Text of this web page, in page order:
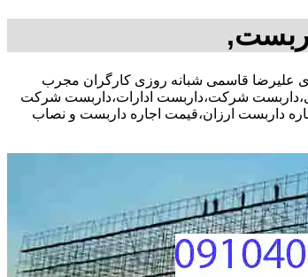
شرکت،داربست ادارات،داربست شرکت
داربست ارزان،قیمت اجاره داربست و نصاب